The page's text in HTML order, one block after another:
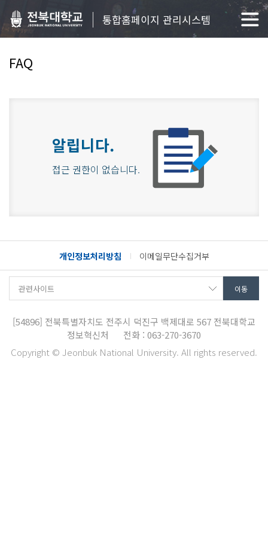
통합홈페이지 관리시스템
FAQ
알립니다.
접근 권한이 없습니다.
개인정보처리방침 이메일무단수집거부
[54896] 전북특별자치도 전주시 덕진구 백제대로 567 전북대학교
정보혁신처
전화 : 063-270-3670
Copyright © Jeonbuk National University. All rights reserved.